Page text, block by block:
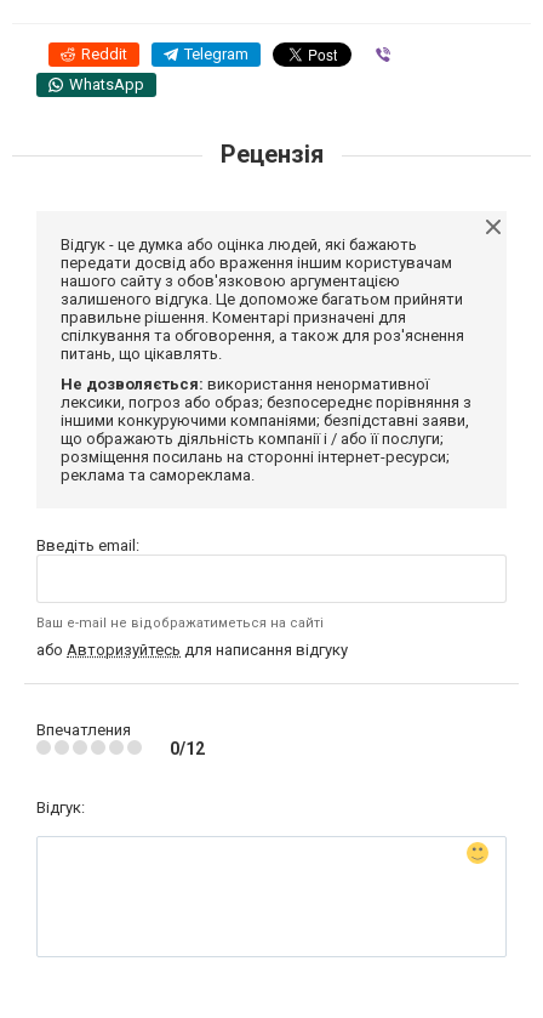
Reddit Telegram
WhatsApp
Рецензія
Відгук - це думка або оцінка людей, які бажають
передати досвід або враження іншим користувачам
нашого сайту з обов'язковою аргументацією
залишеного відгука. Це допоможе багатьом прийняти
правильне рішення. Коментарі призначені для
спілкування та обговорення, а також для роз'яснення
питань, що цікавлять.
Не дозволяється: використання ненормативної
лексики, погроз або образ; безпосереднє порівняння з
іншими конкуруючими компаніями; безпідставні заяви,
що ображають діяльність компанії і / або її послуги;
розміщення посилань на сторонні інтернет-ресурси;
реклама та самореклама.
Введіть email:
Ваш e-mail не відображатиметься на сайті
або Авторизуйтесь для написання відгуку
Впечатления
0/12
Відгук: